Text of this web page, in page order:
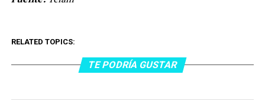
RELATED TOPICS:
TE PODRÍA GUSTAR